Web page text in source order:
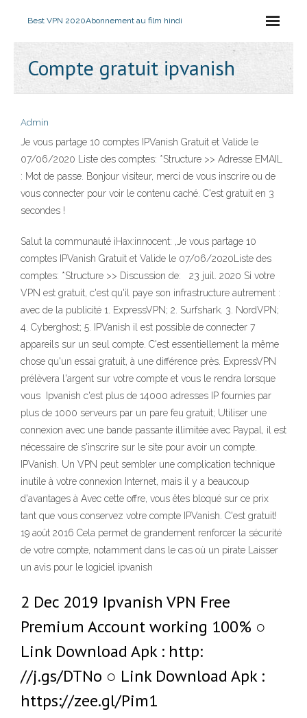
Best VPN 2020Abonnement au film hindi
Compte gratuit ipvanish
Admin
Je vous partage 10 comptes IPVanish Gratuit et Valide le
07/06/2020 Liste des comptes: *Structure >> Adresse EMAIL
: Mot de passe. Bonjour visiteur, merci de vous inscrire ou de
vous connecter pour voir le contenu caché. C'est gratuit en 3
secondes !
Salut la communauté iHax:innocent: ,Je vous partage 10
comptes IPVanish Gratuit et Valide le 07/06/2020Liste des
comptes: *Structure >> Discussion de: 23 juil. 2020 Si votre
VPN est gratuit, c'est qu'il paye son infrastructure autrement :
avec de la publicité 1. ExpressVPN; 2. Surfshark. 3. NordVPN;
4. Cyberghost; 5. IPVanish il est possible de connecter 7
appareils sur un seul compte. C'est essentiellement la même
chose qu'un essai gratuit, à une différence près. ExpressVPN
prélèvera l'argent sur votre compte et vous le rendra lorsque
vous Ipvanish c'est plus de 14000 adresses IP fournies par
plus de 1000 serveurs par un pare feu gratuit; Utiliser une
connexion avec une bande passante illimitée avec Paypal, il est
nécessaire de s'inscrire sur le site pour avoir un compte.
IPVanish. Un VPN peut sembler une complication technique
inutile à votre connexion Internet, mais il y a beaucoup
d'avantages à Avec cette offre, vous êtes bloqué sur ce prix
tant que vous conservez votre compte IPVanish. C'est gratuit!
19 août 2016 Cela permet de grandement renforcer la sécurité
de votre compte, notamment dans le cas où un pirate Laisser
un avis pour le logiciel ipvanish
2 Dec 2019 Ipvanish VPN Free
Premium Account working 100% ○
Link Download Apk : http:
//j.gs/DTNo ○ Link Download Apk :
https://zee.gl/Pim1